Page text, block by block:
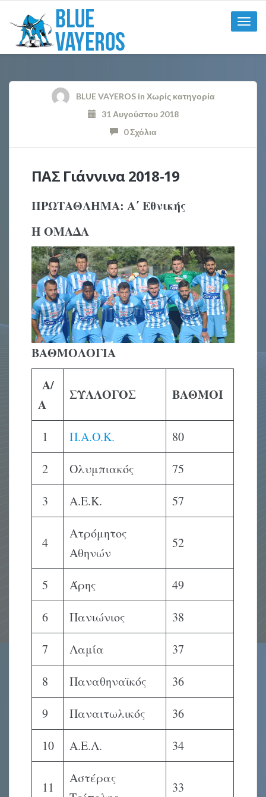
Toggle
BLUE VAYEROSin Χωρίς κατηγορία
31 Αυγούστου 2018
0 Σχόλια
ΠΑΣ Γιάννινα 2018-19
ΠΡΩΤΑΘΛΗΜΑ: Α΄ Εθνικής
Η ΟΜΑΔΑ
ΒΑΘΜΟΛΟΓΙΑ
Α/
Α
ΣΥΛΛΟΓΟΣ ΒΑΘΜΟΙ
1 Π.Α.Ο.Κ.
80
2
Ολυμπιακός
75
3
Α.Ε.Κ. 57
4
Ατρόμητος
Αθηνών
52
5 Άρης
49
6
Πανιώνιος
38
7
Λαμία
37
8
Παναθηναϊκός
36
9
Παναιτωλικός
36
10
Α.Ε.Λ. 34
11
Αστέρας
33